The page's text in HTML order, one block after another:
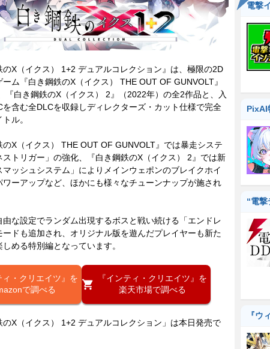
X（イクス） 1+2 デュアルコレクション』は、極限の2D
ーム『白き鋼鉄のX（イクス） THE OUT OF GUNVOLT』
『白き鋼鉄のX（イクス） 2』（2022年）の全2作品と、入
を含む全DLCを収録しディレクターズ・カット仕様で完全
ル。
X（イクス） THE OUT OF GUNVOLT』では暴走システ
ストリガー」の強化、『白き鋼鉄のX（イクス） 2』では新
マッシュシステム」によりメインウェポンのブレイクホイ
ワーアップなど、ほかにも様々なチューンナップが施され
な設定でランダム出現するボスと戦い続ける「エンドレ
ードも追加され、オリジナル版を遊んだプレイヤーも新た
める特別編となっています。
ィ・クリエイツ』を
で調べる
『インティ・クリエイツ』を
楽天市場で調べる
X（イクス） 1+2 デュアルコレクション」は本日発売で
電撃
PixAI
“電
『ウ